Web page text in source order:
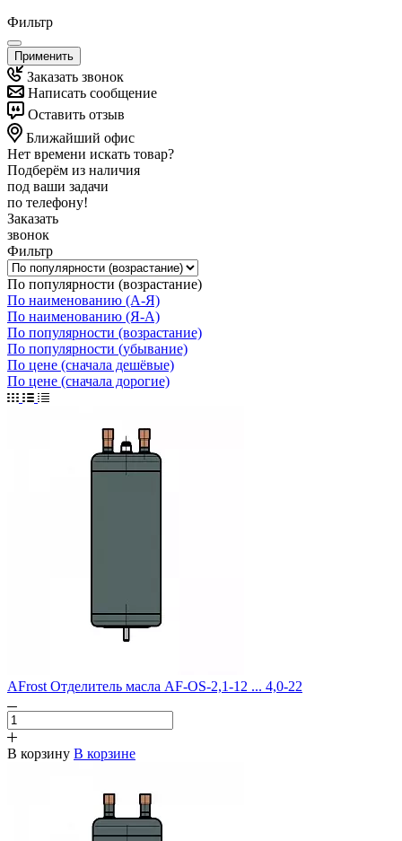
Фильтр
Применить
Заказать звонок
Написать сообщение
Оставить отзыв
Ближайший офис
Нет времени искать товар?
Подберём из наличия
под ваши задачи
по телефону!
Заказать
звонок
Фильтр
По популярности (возрастание)
По наименованию (А-Я)
По наименованию (Я-А)
По популярности (возрастание)
По популярности (убывание)
По цене (сначала дешёвые)
По цене (сначала дорогие)
AFrost Отделитель масла AF-OS-2,1-12 ... 4,0-22
В корзину В корзине